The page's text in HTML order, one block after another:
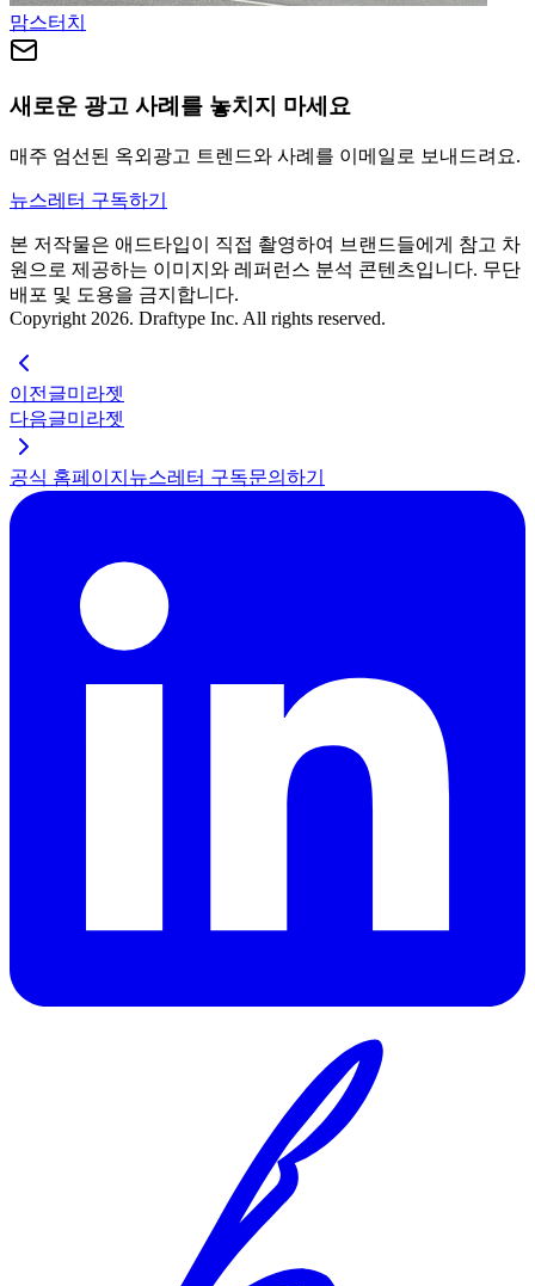
맘스터치
새로운 광고 사례를 놓치지 마세요
매주 엄선된 옥외광고 트렌드와 사례를 이메일로 보내드려요.
뉴스레터 구독하기
본 저작물은 애드타입이 직접 촬영하여 브랜드들에게 참고 차
원으로 제공하는 이미지와 레퍼런스 분석 콘텐츠입니다. 무단
배포 및 도용을 금지합니다.
Copyright 2026. Draftype Inc. All rights reserved.
이전글미라젯
다음글미라젯
공식 홈페이지 뉴스레터 구독문의하기